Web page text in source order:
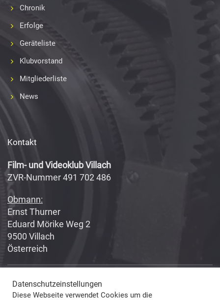
Chronik
Erfolge
Geräteliste
Klubvorstand
Mitgliederliste
News
Kontakt
Film- und Videoklub Villach
ZVR-Nummer 491 702 486
Obmann:
Ernst Thurner
Eduard Mörike Weg 2
9500 Villach
Österreich
Copyright 2017-2018Fabian Geissler (Webseitendesign)
und Film- und Videoklub Villach (Inhalte) © All Rights Reserved
Datenschutzeinstellungen
Diese Webseite verwendet Cookies um die